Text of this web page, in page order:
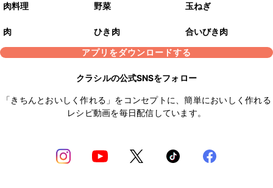
肉料理 野菜 玉ねぎ
肉 ひき肉
合いびき肉
アプリをダウンロードする
クラシルの公式SNSをフォロー
「きちんとおいしく作れる」をコンセプトに、簡単においしく作れる
レシピ動画を毎日配信しています。